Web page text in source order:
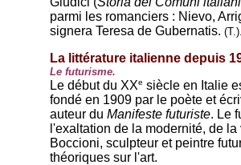
parmi les romanciers : Nievo,
signera Teresa de Gubernatis. (T.).
La littérature italienne depuis
Le futurisme.
Le début du XXe siècle en Italie
fondé en 1909 par le poète et
auteur du Manifeste futuriste. Le
l'exaltation de la modernité, de
Boccioni, sculpteur et peintre
théoriques sur l'art.